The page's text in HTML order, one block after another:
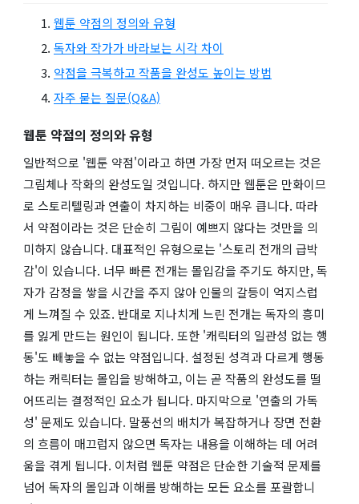
웹툰 약점의 정의와 유형
독자와 작가가 바라보는 시각 차이
약점을 극복하고 작품을 완성도 높이는 방법
자주 묻는 질문(Q&A)
웹툰 약점의 정의와 유형
일반적으로 '웹툰 약점'이라고 하면 가장 먼저 떠오르는 것은
그림체나 작화의 완성도일 것입니다. 하지만 웹툰은 만화이므
로 스토리텔링과 연출이 차지하는 비중이 매우 큽니다. 따라
서 약점이라는 것은 단순히 그림이 예쁘지 않다는 것만을 의
미하지 않습니다. 대표적인 유형으로는 '스토리 전개의 급박
감'이 있습니다. 너무 빠른 전개는 몰입감을 주기도 하지만, 독
자가 감정을 쌓을 시간을 주지 않아 인물의 갈등이 억지스럽
게 느껴질 수 있죠. 반대로 지나치게 느린 전개는 독자의 흥미
를 잃게 만드는 원인이 됩니다. 또한 '캐릭터의 일관성 없는 행
동'도 빼놓을 수 없는 약점입니다. 설정된 성격과 다르게 행동
하는 캐릭터는 몰입을 방해하고, 이는 곧 작품의 완성도를 떨
어뜨리는 결정적인 요소가 됩니다. 마지막으로 '연출의 가독
성' 문제도 있습니다. 말풍선의 배치가 복잡하거나 장면 전환
의 흐름이 매끄럽지 않으면 독자는 내용을 이해하는 데 어려
움을 겪게 됩니다. 이처럼 웹툰 약점은 단순한 기술적 문제를
넘어 독자의 몰입과 이해를 방해하는 모든 요소를 포괄합니